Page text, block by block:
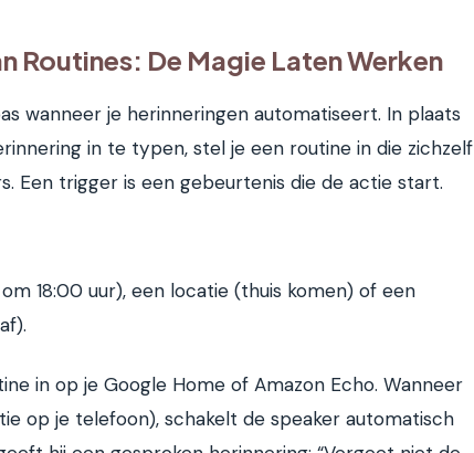
Routines: De Magie Laten Werken
wanneer je herinneringen automatiseert. In plaats
in te typen, stel je een routine in die zichzelf
Een trigger is een gebeurtenis die de actie start.
18:00 uur), een locatie (thuis komen) of een
in op je Google Home of Amazon Echo. Wanneer
op je telefoon), schakelt de speaker automatisch